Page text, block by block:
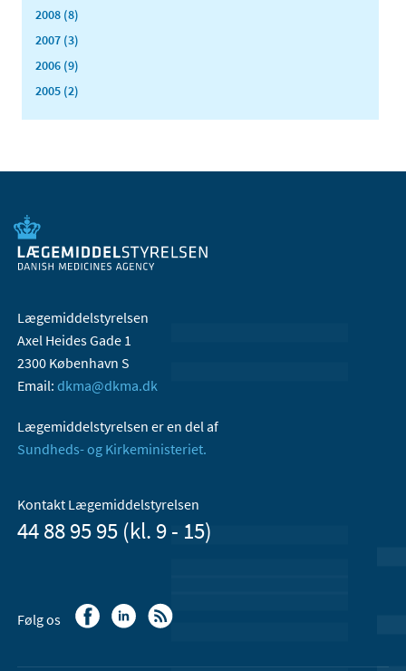
2008 (8)
2007 (3)
2006 (9)
2005 (2)
Lægemiddelstyrelsen
Axel Heides Gade 1
2300 København S
Email: dkma@dkma.dk
Lægemiddelstyrelsen er en del af
Sundheds- og Kirkeministeriet.
Kontakt Lægemiddelstyrelsen
44 88 95 95 (kl. 9 - 15)
Følg os